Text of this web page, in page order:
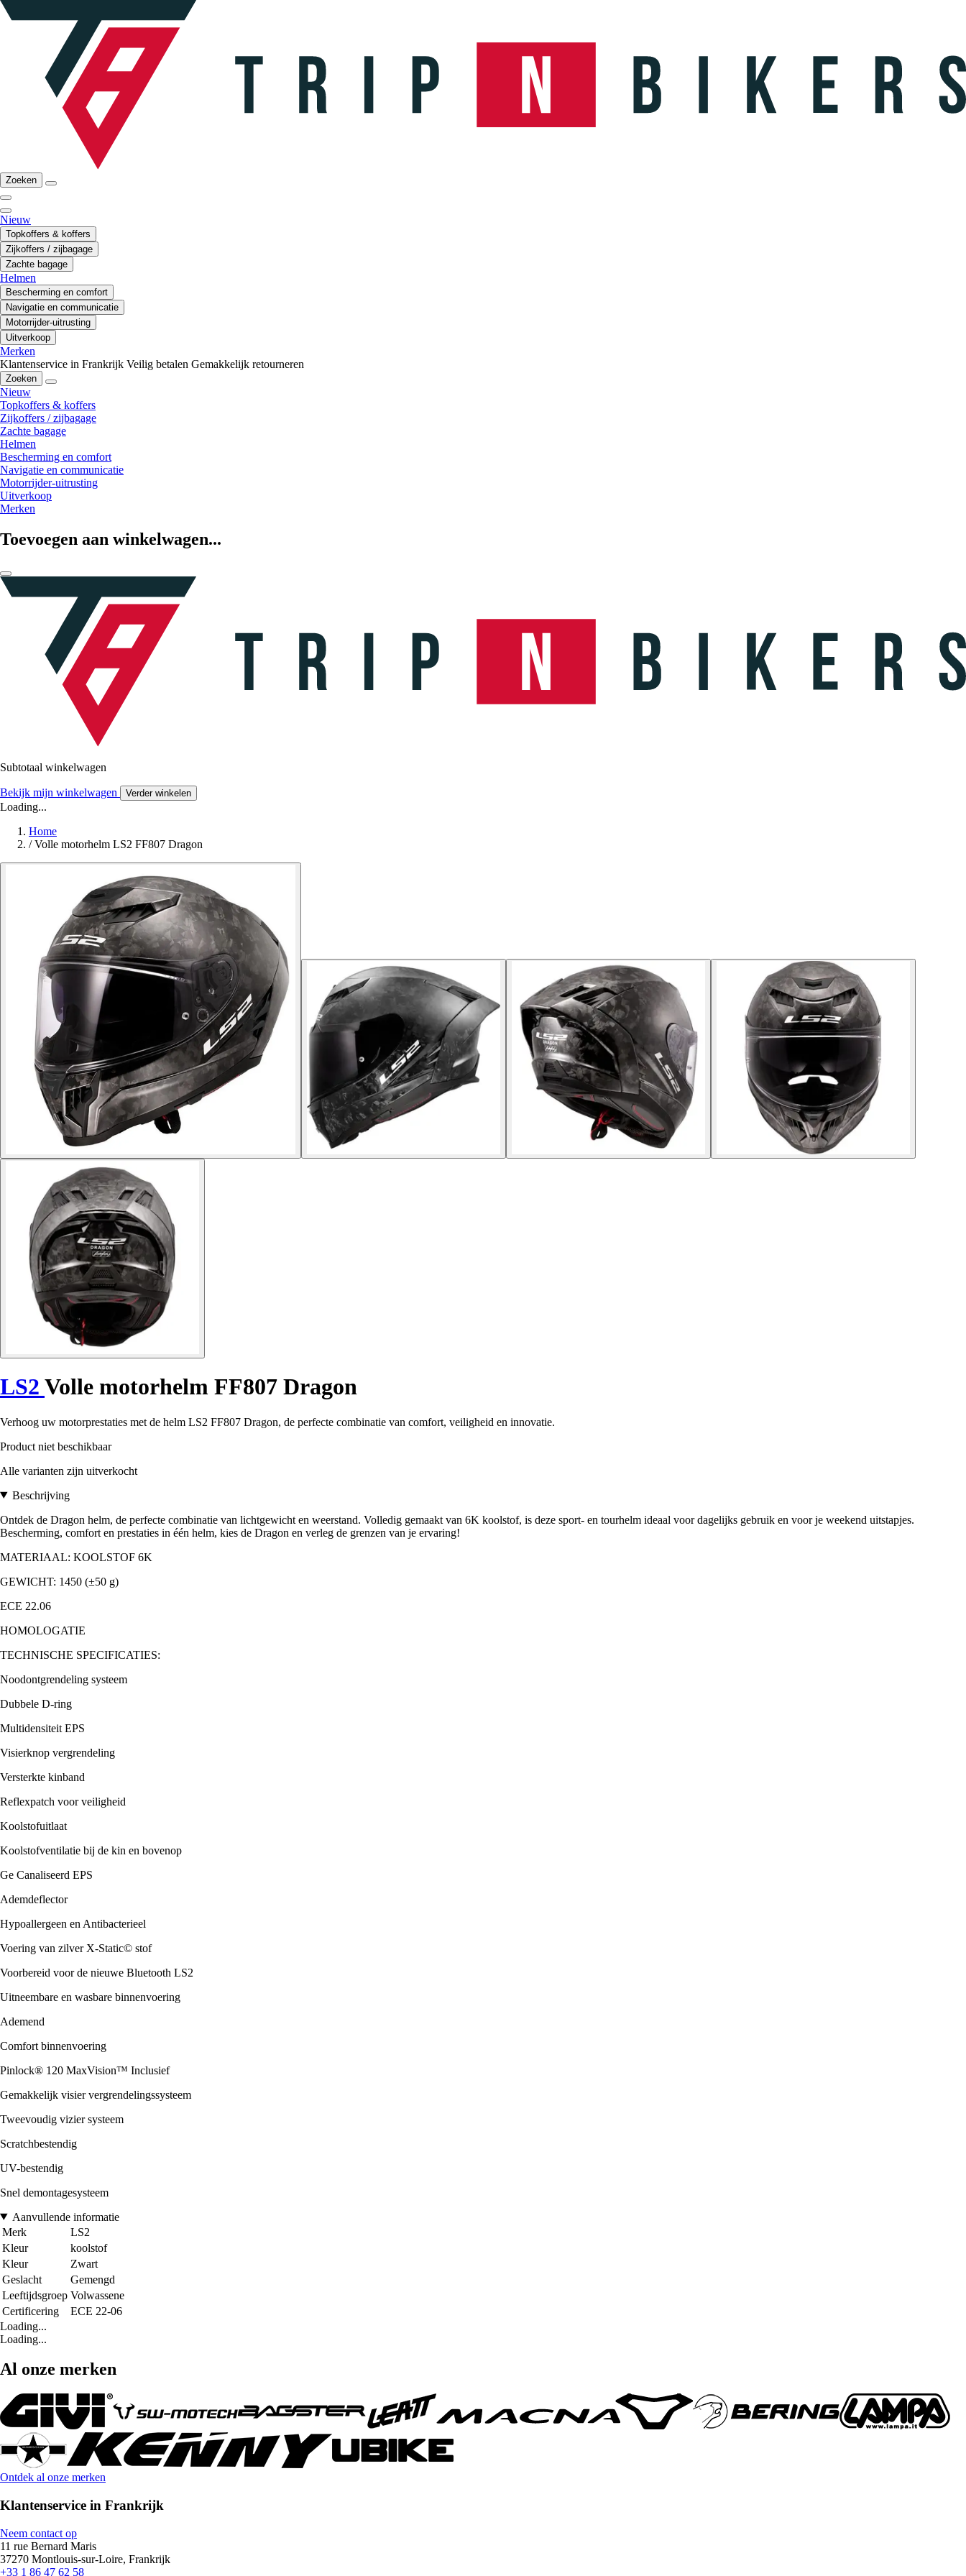
Zoeken
Nieuw
Topkoffers & koffers
Zijkoffers / zijbagage
Zachte bagage
Helmen
Bescherming en comfort
Navigatie en communicatie
Motorrijder-uitrusting
Uitverkoop
Merken
Klantenservice in Frankrijk Veilig betalen Gemakkelijk retourneren
Zoeken
Nieuw
Topkoffers & koffers
Zijkoffers / zijbagage
Zachte bagage
Helmen
Bescherming en comfort
Navigatie en communicatie
Motorrijder-uitrusting
Uitverkoop
Merken
Toevoegen aan winkelwagen...
Subtotaal winkelwagen
Bekijk mijn winkelwagen Verder winkelen
Loading...
Home
/ Volle motorhelm LS2 FF807 Dragon
LS2 Volle motorhelm FF807 Dragon
Verhoog uw motorprestaties met de helm LS2 FF807 Dragon, de perfecte combinatie van comfort, veiligheid en innovatie.
Product niet beschikbaar
Alle varianten zijn uitverkocht
Beschrijving
Ontdek de Dragon helm, de perfecte combinatie van lichtgewicht en weerstand. Volledig gemaakt van 6K koolstof, is deze sport- en tourhelm ideaal voor dagelijks gebruik en voor je weekend uitstapjes.
Bescherming, comfort en prestaties in één helm, kies de Dragon en verleg de grenzen van je ervaring!
MATERIAAL: KOOLSTOF 6K
GEWICHT: 1450 (±50 g)
ECE 22.06
HOMOLOGATIE
TECHNISCHE SPECIFICATIES:
Noodontgrendeling systeem
Dubbele D-ring
Multidensiteit EPS
Visierknop vergrendeling
Versterkte kinband
Reflexpatch voor veiligheid
Koolstofuitlaat
Koolstofventilatie bij de kin en bovenop
Ge Canaliseerd EPS
Ademdeflector
Hypoallergeen en Antibacterieel
Voering van zilver X-Static© stof
Voorbereid voor de nieuwe Bluetooth LS2
Uitneembare en wasbare binnenvoering
Ademend
Comfort binnenvoering
Pinlock® 120 MaxVision™ Inclusief
Gemakkelijk visier vergrendelingssysteem
Tweevoudig vizier systeem
Scratchbestendig
UV-bestendig
Snel demontagesysteem
Aanvullende informatie
Merk
LS2
Kleur
koolstof
Kleur
Zwart
Geslacht
Gemengd
Leeftijdsgroep Volwassene
Certificering
ECE 22-06
Loading...
Loading...
Al onze merken
Ontdek al onze merken
Klantenservice in Frankrijk
Neem contact op
11 rue Bernard Maris
37270 Montlouis-sur-Loire, Frankrijk
+33 1 86 47 62 58